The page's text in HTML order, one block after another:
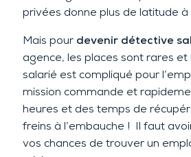
privées donne plus de latitude à
Mais pour devenir détective
agence, les places sont rares
salarié est compliqué pour
mission commande et
heures et des temps de
freins à l’embauche ! Il faut
vos chances de trouver un